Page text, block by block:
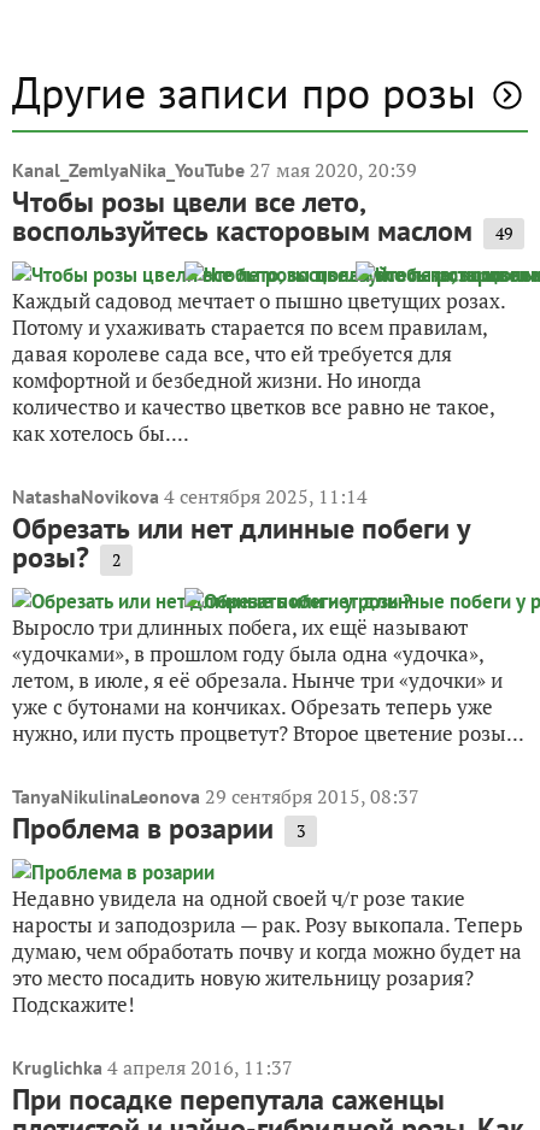
Другие записи про розы
Kanal_ZemlyaNika_YouTube 27 мая 2020, 20:39
Чтобы розы цвели все лето,
воспользуйтесь касторовым маслом 49
Каждый садовод мечтает о пышно цветущих розах.
Потому и ухаживать старается по всем правилам,
давая королеве сада все, что ей требуется для
комфортной и безбедной жизни. Но иногда
количество и качество цветков все равно не такое,
как хотелось бы....
NatashaNovikova 4 сентября 2025, 11:14
Обрезать или нет длинные побеги у
розы? 2
Выросло три длинных побега, их ещё называют
«удочками», в прошлом году была одна «удочка»,
летом, в июле, я её обрезала. Нынче три «удочки» и
уже с бутонами на кончиках. Обрезать теперь уже
нужно, или пусть процветут? Второе цветение розы...
TanyaNikulinaLeonova 29 сентября 2015, 08:37
Проблема в розарии 3
Недавно увидела на одной своей ч/г розе такие
наросты и заподозрила — рак. Розу выкопала. Теперь
думаю, чем обработать почву и когда можно будет на
это место посадить новую жительницу розария?
Подскажите!
Kruglichka 4 апреля 2016, 11:37
При посадке перепутала саженцы